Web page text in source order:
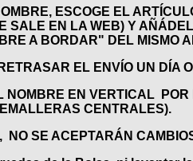
ESCOGE EL
SALE EN LA WEB) Y
A BORDAR" DEL MISMO
EL ENVÍO UN DÍA
NOMBRE EN VERTICAL
CENTRALES).
SE ACEPTARÁN